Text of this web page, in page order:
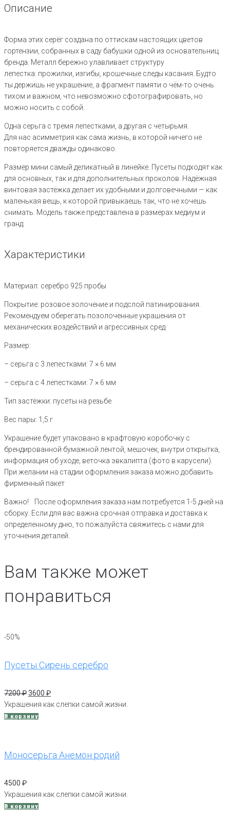
мини
позолота
Описание
Форма этих серёг создана по оттискам настоящих цветов
гортензии, собранных в саду бабушки одной из основательниц
бренда. Металл бережно улавливает структуру
лепестка: прожилки, изгибы, крошечные следы касания. Будто
ты держишь не украшение, а фрагмент памяти о чём-то очень
тихом и важном, что невозможно сфотографировать, но
можно носить с собой.
Одна серьга с тремя лепестками, а другая с четырьмя.
Для нас асимметрия как сама жизнь, в которой ничего не
повторяется дважды одинаково.
Размер мини самый деликатный в линейке. Пусеты подходят как
для основных, так и для дополнительных проколов. Надёжная
винтовая застёжка делает их удобными и долговечными — как
маленькая вещь, к которой привыкаешь так, что не хочешь
снимать. Модель также представлена в размерах медиум и
гранд.
Характеристики
Материал: серебро 925 пробы
Покрытие: розовое золочение и подслой патинирования.
Рекомендуем оберегать позолоченные украшения от
механических воздействий и агрессивных сред
Размер:
– серьга с 3 лепестками: 7 × 6 мм
– серьга с 4 лепестками: 7 × 6 мм
Тип застёжки: пусеты на резьбе
Вес пары: 1,5 г
Украшение будет упаковано в крафтовую коробочку с
брендированной бумажной лентой, мешочек, внутри открытка,
информация об уходе, веточка эвкалипта (фото в карусели).
При желании на стадии оформления заказа можно добавить
фирменный пакет
Важно! После оформления заказа нам потребуется 1-5 дней на
сборку. Если для вас важна срочная отправка и доставка к
определенному дню, то пожалуйста свяжитесь с нами для
уточнения деталей.
Вам также может
понравиться
-50%
Пусеты Сирень серебро
7200₽Первоначальная
цена
составляла
3600 ₽Текущая
цена:
Украшения как слепки самой жизни.
В корзину
Моносерьга Анемон родий
4500 ₽
Украшения как слепки самой жизни.
В корзину